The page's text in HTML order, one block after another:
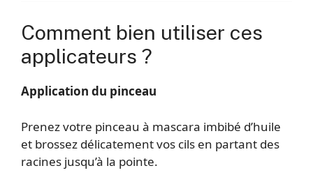
Comment bien utiliser ces
applicateurs ?
Application du pinceau
Prenez votre pinceau à mascara imbibé d’huile
et brossez délicatement vos cils en partant des
racines jusqu’à la pointe.